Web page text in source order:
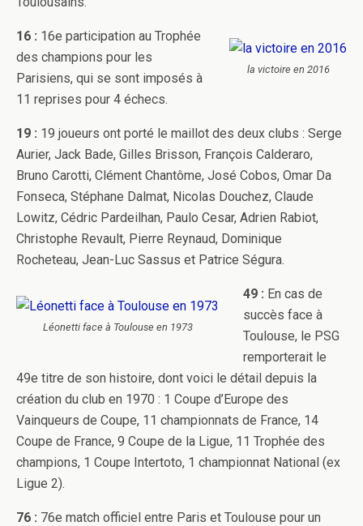
la victoire en 2016
16 : 16e participation au Trophée
des champions pour les
Parisiens, qui se sont imposés à
11 reprises pour 4 échecs.
19 : 19 joueurs ont porté le maillot des deux clubs : Serge
Aurier, Jack Bade, Gilles Brisson, François Calderaro,
Bruno Carotti, Clément Chantôme, José Cobos, Omar Da
Fonseca, Stéphane Dalmat, Nicolas Douchez, Claude
Lowitz, Cédric Pardeilhan, Paulo Cesar, Adrien Rabiot,
Christophe Revault, Pierre Reynaud, Dominique
Rocheteau, Jean-Luc Sassus et Patrice Ségura.
Léonetti face à Toulouse en 1973
49 : En cas de
succès face à
Toulouse, le PSG
remporterait le
49e titre de son histoire, dont voici le détail depuis la
création du club en 1970 : 1 Coupe d’Europe des
Vainqueurs de Coupe, 11 championnats de France, 14
Coupe de France, 9 Coupe de la Ligue, 11 Trophée des
champions, 1 Coupe Intertoto, 1 championnat National (ex
Ligue 2).
76 : 76e match officiel entre Paris et Toulouse pour un